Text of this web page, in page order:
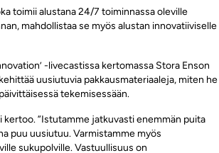
toimii alustana 24/7 toiminnassa oleville
mahdollistaa se myös alustan innovatiiviselle
-livecastissa kertomassa Stora Enson
uusiutuvia pakkausmateriaaleja, miten he
tekemisessään.
kertoo. ”Istutamme jatkuvasti enemmän puita
puu uusiutuu. Varmistamme myös
sukupolville. Vastuullisuus on